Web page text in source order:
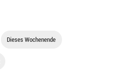
Dieses Wochenende